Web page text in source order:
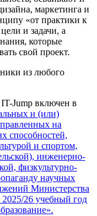
маркетинга и
«от практики к
и задачи, а
которые
свой проект.
из любого
Jump включен в
и (или)
на
способностей,
и спортом,
инженерно-
физкультурно-
научных
Министерства
26 учебный год